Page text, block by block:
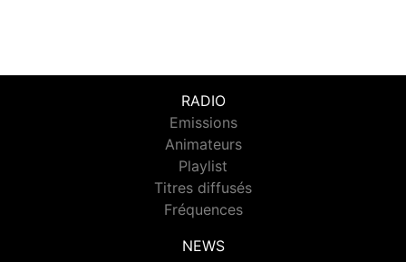
RADIO
Emissions
Animateurs
Playlist
Titres diffusés
Fréquences
NEWS